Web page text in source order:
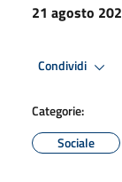
21 agosto
Condividi
Categorie:
Sociale